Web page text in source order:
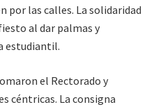
por las calles. La solidaridad
al dar palmas y
estudiantil.
el Rectorado y
céntricas. La consigna